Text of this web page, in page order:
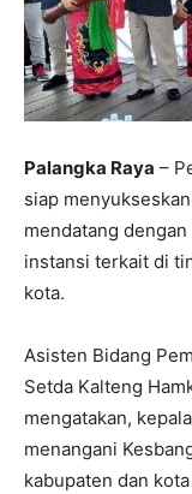
Palangka Raya –
siap
mendatang
instansi terkait di
kota.
Asisten Bidang
Setda Kalteng
mengatakan,
menangani
kabupaten dan